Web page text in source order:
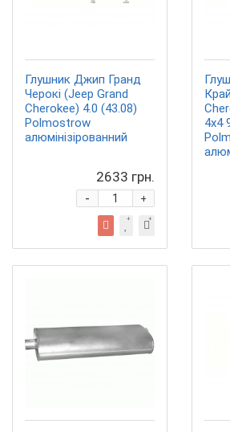
Глушник Джип Гранд
Черокі (Jeep Grand
Cherokee) 4.0 (43.08)
Polmostrow
алюмінізірованний
2633 грн.
+
-
4x4